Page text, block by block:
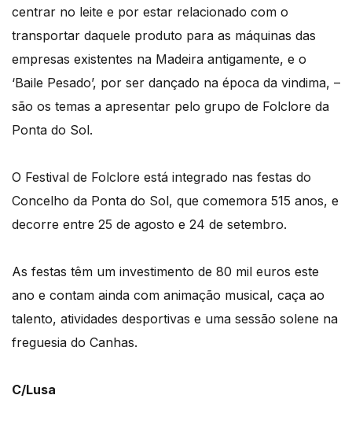
centrar no leite e por estar relacionado com o
transportar daquele produto para as máquinas das
empresas existentes na Madeira antigamente, e o
‘Baile Pesado’, por ser dançado na época da vindima, –
são os temas a apresentar pelo grupo de Folclore da
Ponta do Sol.
O Festival de Folclore está integrado nas festas do
Concelho da Ponta do Sol, que comemora 515 anos, e
decorre entre 25 de agosto e 24 de setembro.
As festas têm um investimento de 80 mil euros este
ano e contam ainda com animação musical, caça ao
talento, atividades desportivas e uma sessão solene na
freguesia do Canhas.
C/Lusa